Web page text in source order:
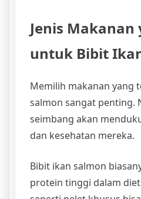
Jenis Makanan
untuk Bibit
Memilih makanan yang
salmon sangat penting.
seimbang akan
dan kesehatan mereka.
Bibit ikan salmon
protein tinggi dalam